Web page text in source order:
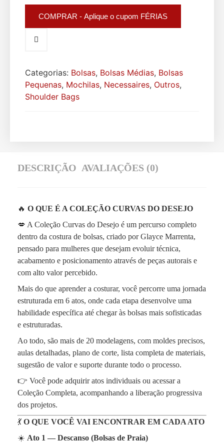
COMPRAR - Aplique o cupom FÉRIAS
Categorias: Bolsas, Bolsas Médias, Bolsas
Pequenas, Mochilas, Necessaires, Outros,
Shoulder Bags
DESCRIÇÃO AVALIAÇÕES (0)
🔥 O QUE É A COLEÇÃO CURVAS DO DESEJO
💋 A Coleção Curvas do Desejo é um percurso completo
dentro da costura de bolsas, criado por Glayce Marrenta,
pensado para mulheres que desejam evoluir técnica,
acabamento e posicionamento através de peças autorais e
com alto valor percebido.
Mais do que aprender a costurar, você percorre uma jornada
estruturada em 6 atos, onde cada etapa desenvolve uma
habilidade específica até chegar às bolsas mais sofisticadas
e estruturadas.
Ao todo, são mais de 20 modelagens, com moldes precisos,
aulas detalhadas, plano de corte, lista completa de materiais,
sugestão de valor e suporte durante todo o processo.
👉 Você pode adquirir atos individuais ou acessar a
Coleção Completa, acompanhando a liberação progressiva
dos projetos.
💃 O QUE VOCÊ VAI ENCONTRAR EM CADA ATO
☀️ Ato 1 — Descanso (Bolsas de Praia)